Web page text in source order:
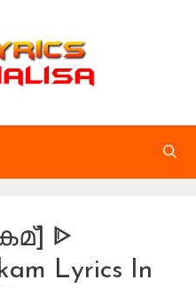
ᐈ
Lyrics In